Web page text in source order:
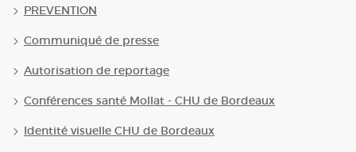
PREVENTION
Communiqué de presse
Autorisation de reportage
Conférences santé Mollat - CHU de Bordeaux
Identité visuelle CHU de Bordeaux